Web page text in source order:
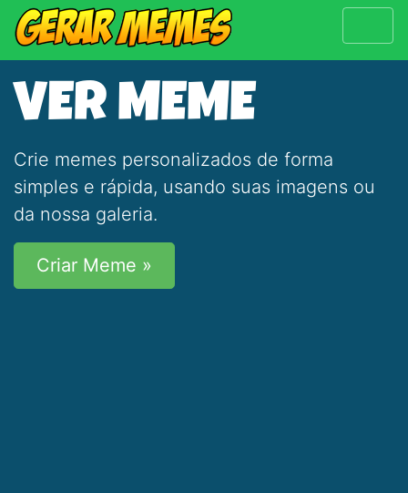
VER MEME
Crie memes personalizados de forma
simples e rápida, usando suas imagens ou
da nossa galeria.
Criar Meme »